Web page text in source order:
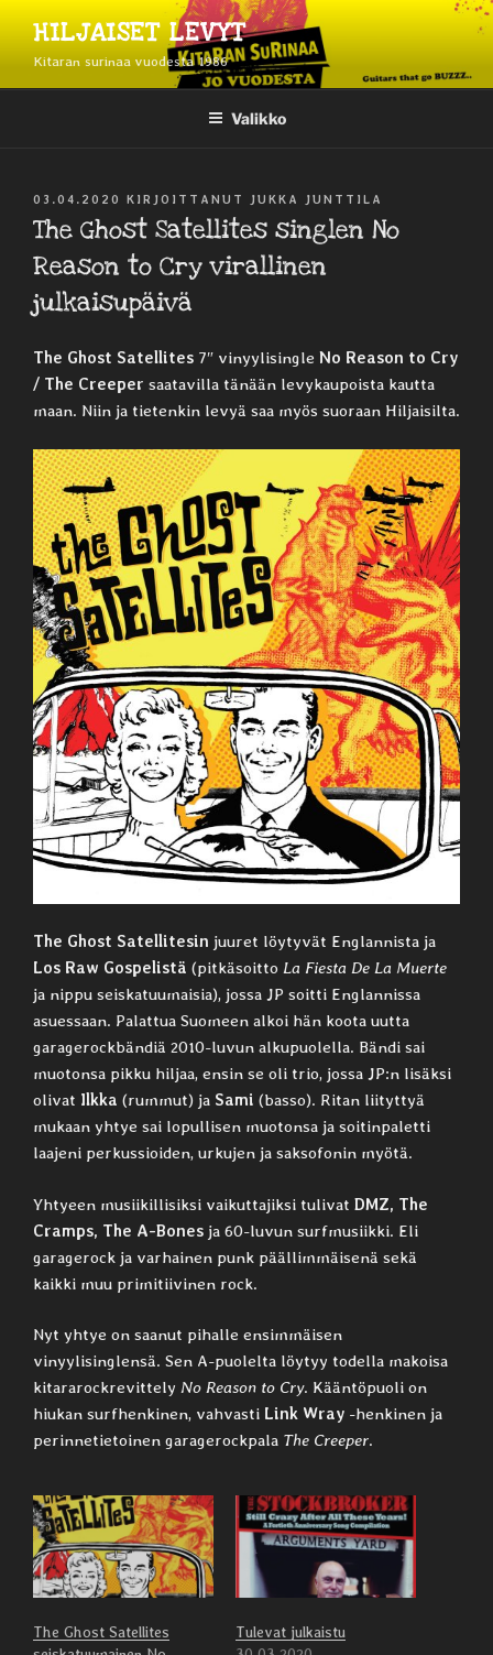
sisältöönHILJAISET LEVYT
Kitaran surinaa vuodesta 1986
Valikko
JULKAISTU
03.04.2020 KIRJOITTANUT JUKKA JUNTTILA
The Ghost Satellites singlen No
Reason to Cry virallinen
julkaisupäivä
The Ghost Satellites 7″ vinyylisingle No Reason to Cry
/ The Creeper saatavilla tänään levykaupoista kautta
maan. Niin ja tietenkin levyä saa myös suoraan Hiljaisilta.
The Ghost Satellitesin juuret löytyvät Englannista ja
Los Raw Gospelistä (pitkäsoitto La Fiesta De La Muerte ‎
ja nippu seiskatuumaisia), jossa JP soitti Englannissa
asuessaan. Palattua Suomeen alkoi hän koota uutta
garagerockbändiä 2010-luvun alkupuolella. Bändi sai
muotonsa pikku hiljaa, ensin se oli trio, jossa JP:n lisäksi
olivat Ilkka (rummut) ja Sami (basso). Ritan liityttyä
mukaan yhtye sai lopullisen muotonsa ja soitinpaletti
laajeni perkussioiden, urkujen ja saksofonin myötä.
Yhtyeen musiikillisiksi vaikuttajiksi tulivat DMZ, The
Cramps, The A-Bones ja 60-luvun surfmusiikki. Eli
garagerock ja varhainen punk päällimmäisenä sekä
kaikki muu primitiivinen rock.
Nyt yhtye on saanut pihalle ensimmäisen
vinyylisinglensä. Sen A-puolelta löytyy todella makoisa
kitararockrevittely No Reason to Cry. Kääntöpuoli on
hiukan surfhenkinen, vahvasti Link Wray -henkinen ja
perinnetietoinen garagerockpala The Creeper.
The Ghost Satellites
Tulevat julkaistu